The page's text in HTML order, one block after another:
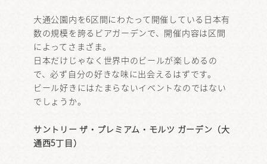
大通公園内を6区間にわたって開催している日本有
数の規模を誇るビアガーデンで、開催内容は区間
によってさまざま。
日本だけじゃなく世界中のビールが楽しめるの
で、必ず自分の好きな味に出会えるはずです。
ビール好きにはたまらないイベントなのではない
でしょうか。
サントリー ザ・プレミアム・モルツ ガーデン（大
通西5丁目）